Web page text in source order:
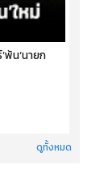
พ้น‘นายก
ดูทั้งหมด